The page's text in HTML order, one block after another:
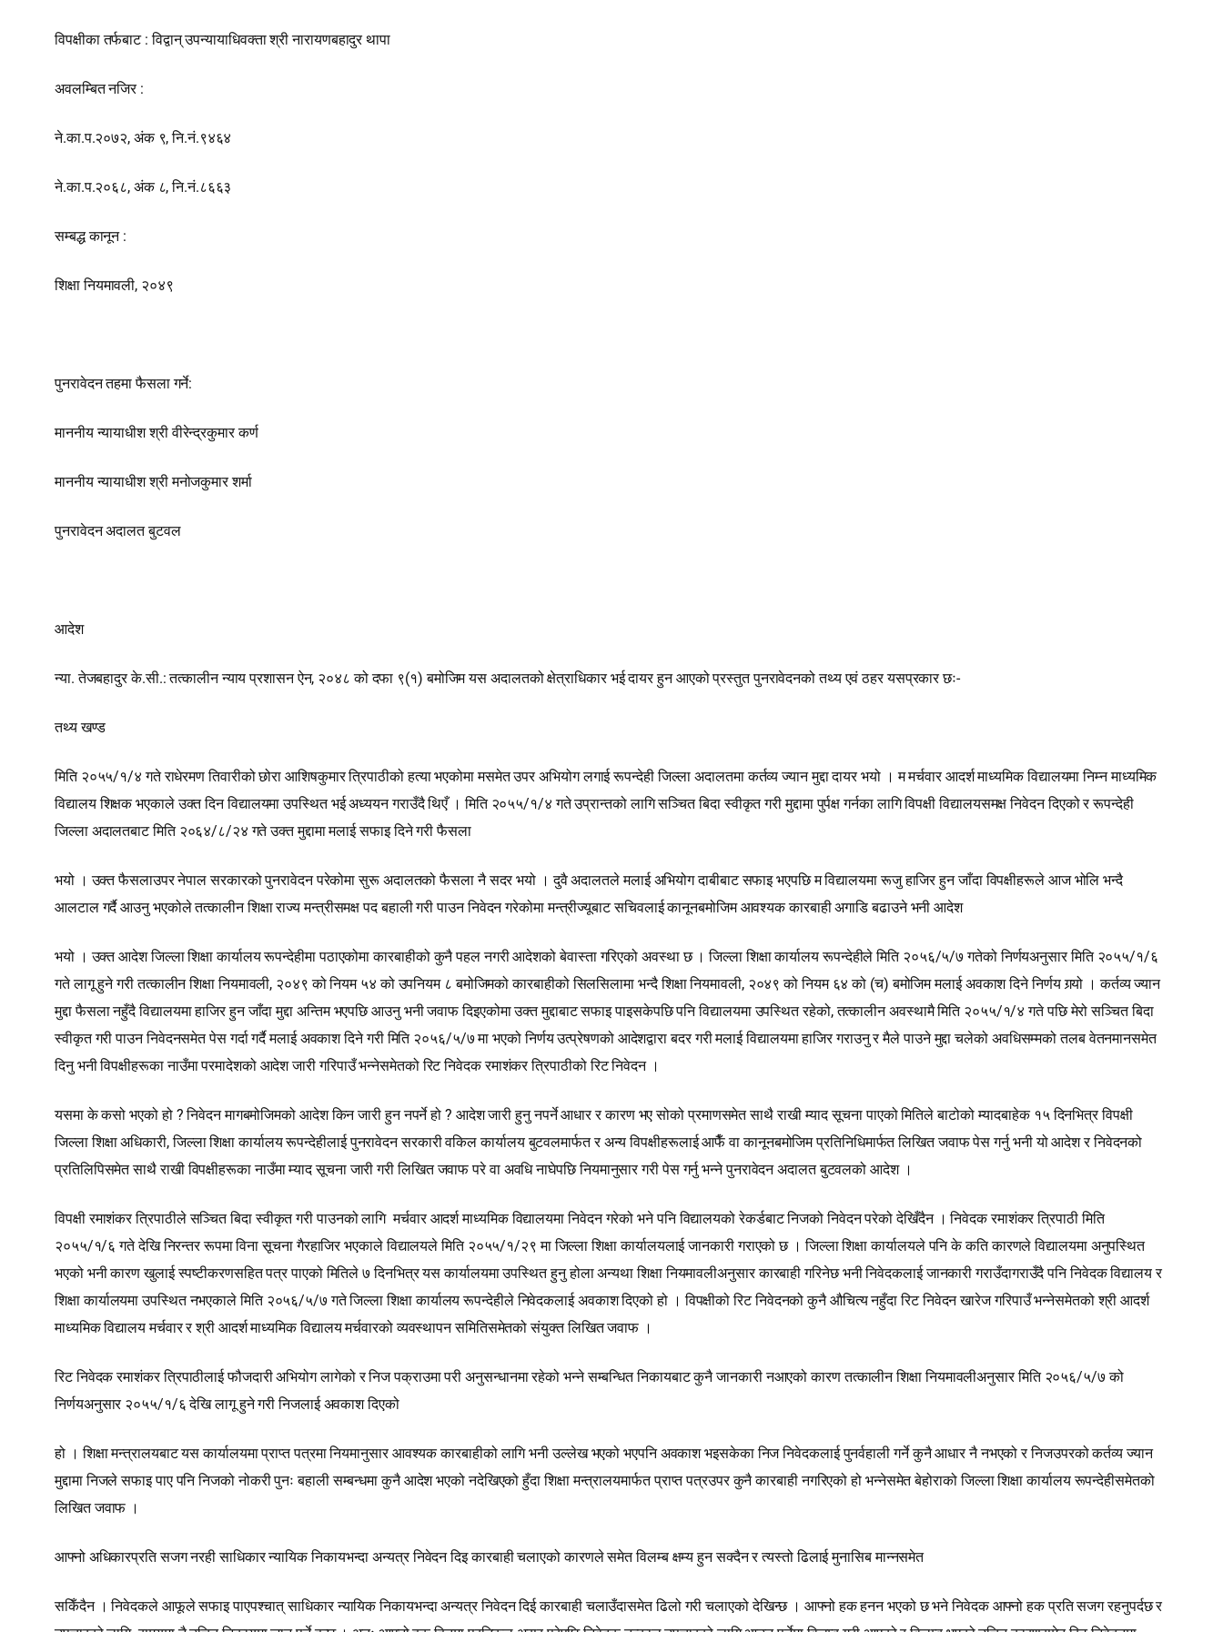
विपक्षीका तर्फबाट : विद्वान्‌ उपन्यायाधिवक्ता श्री नारायणबहादुर थापा
अवलम्बित नजिर :
ने.का.प.२०७२, अंक ९, नि.नं.९४६४
ने.का.प.२०६८, अंक ८, नि.नं.८६६३
सम्बद्ध कानून :
शिक्षा नियमावली, २०४९
पुनरावेदन तहमा फैसला गर्ने:
माननीय न्यायाधीश श्री वीरेन्द्रकुमार कर्ण
माननीय न्यायाधीश श्री मनोजकुमार शर्मा
पुनरावेदन अदालत बुटवल
आदेश
न्या. तेजबहादुर के.सी.: तत्कालीन न्याय प्रशासन ऐन, २०४८ को दफा ९(१) बमोजिम यस अदालतको क्षेत्राधिकार भई दायर हुन आएको प्रस्तुत पुनरावेदनको तथ्य एवं ठहर यसप्रकार छः-
तथ्य खण्ड
मिति २०५५/१/४ गते राधेरमण तिवारीको छोरा आशिषकुमार त्रिपाठीको हत्या भएकोमा मसमेत उपर अभियोग लगाई रूपन्देही जिल्ला अदालतमा कर्तव्य ज्यान मुद्दा दायर भयो । म मर्चवार आदर्श माध्यमिक विद्यालयमा निम्न माध्यमिक
विद्यालय शिक्षक भएकाले उक्त दिन विद्यालयमा उपस्थित भई अध्ययन गराउँदै थिएँ । मिति २०५५/१/४ गते उप्रान्तको लागि सञ्चित बिदा स्वीकृत गरी मुद्दामा पुर्पक्ष गर्नका लागि विपक्षी विद्यालयसमक्ष निवेदन दिएको र रूपन्देही
जिल्ला अदालतबाट मिति २०६४/८/२४ गते उक्त मुद्दामा मलाई सफाइ दिने गरी फैसला
भयो । उक्त फैसलाउपर नेपाल सरकारको पुनरावेदन परेकोमा सुरू अदालतको फैसला नै सदर भयो । दुवै अदालतले मलाई अभियोग दाबीबाट सफाइ भएपछि म विद्यालयमा रूजु हाजिर हुन जाँदा विपक्षीहरूले आज भोलि भन्दै
आलटाल गर्दै आउनु भएकोले तत्कालीन शिक्षा राज्य मन्त्रीसमक्ष पद बहाली गरी पाउन निवेदन गरेकोमा मन्त्रीज्यूबाट सचिवलाई कानूनबमोजिम आवश्यक कारबाही अगाडि बढाउने भनी आदेश
भयो । उक्त आदेश जिल्ला शिक्षा कार्यालय रूपन्देहीमा पठाएकोमा कारबाहीको कुनै पहल नगरी आदेशको बेवास्ता गरिएको अवस्था छ । जिल्ला शिक्षा कार्यालय रूपन्देहीले मिति २०५६/५/७ गतेको निर्णयअनुसार मिति २०५५/१/६
गते लागू हुने गरी तत्कालीन शिक्षा नियमावली, २०४९ को नियम ५४ को उपनियम ८ बमोजिमको कारबाहीको सिलसिलामा भन्दै शिक्षा नियमावली, २०४९ को नियम ६४ को (च) बमोजिम मलाई अवकाश दिने निर्णय गर्‍यो । कर्तव्य ज्यान
मुद्दा फैसला नहुँदै विद्यालयमा हाजिर हुन जाँदा मुद्दा अन्तिम भएपछि आउनु भनी जवाफ दिइएकोमा उक्त मुद्दाबाट सफाइ पाइसकेपछि पनि विद्यालयमा उपस्थित रहेको, तत्कालीन अवस्थामै मिति २०५५/१/४ गते पछि मेरो सञ्चित बिदा
स्वीकृत गरी पाउन निवेदनसमेत पेस गर्दा गर्दै मलाई अवकाश दिने गरी मिति २०५६/५/७ मा भएको निर्णय उत्प्रेषणको आदेशद्वारा बदर गरी मलाई विद्यालयमा हाजिर गराउनु र मैले पाउने मुद्दा चलेको अवधिसम्मको तलब वेतनमानसमेत
दिनु भनी विपक्षीहरूका नाउँमा परमादेशको आदेश जारी गरिपाउँ भन्‍नेसमेतको रिट निवेदक रमाशंकर त्रिपाठीको रिट निवेदन ।
यसमा के कसो भएको हो ? निवेदन मागबमोजिमको आदेश किन जारी हुन नपर्ने हो ? आदेश जारी हुनु नपर्ने आधार र कारण भए सोको प्रमाणसमेत साथै राखी म्याद सूचना पाएको मितिले बाटोको म्यादबाहेक १५ दिनभित्र विपक्षी
जिल्ला शिक्षा अधिकारी, जिल्ला शिक्षा कार्यालय रूपन्देहीलाई पुनरावेदन सरकारी वकिल कार्यालय बुटवलमार्फत र अन्य विपक्षीहरूलाई आफैँ वा कानूनबमोजिम प्रतिनिधिमार्फत लिखित जवाफ पेस गर्नु भनी यो आदेश र निवेदनको
प्रतिलिपिसमेत साथै राखी विपक्षीहरूका नाउँमा म्याद सूचना जारी गरी लिखित जवाफ परे वा अवधि नाघेपछि नियमानुसार गरी पेस गर्नु भन्‍ने पुनरावेदन अदालत बुटवलको आदेश ।
विपक्षी रमाशंकर त्रिपाठीले सञ्चित बिदा स्वीकृत गरी पाउनको लागि मर्चवार आदर्श माध्यमिक विद्यालयमा निवेदन गरेको भने पनि विद्यालयको रेकर्डबाट निजको निवेदन परेको देखिँदैन । निवेदक रमाशंकर त्रिपाठी मिति
२०५५/१/६ गते देखि निरन्तर रूपमा विना सूचना गैरहाजिर भएकाले विद्यालयले मिति २०५५/१/२९ मा जिल्ला शिक्षा कार्यालयलाई जानकारी गराएको छ । जिल्ला शिक्षा कार्यालयले पनि के कति कारणले विद्यालयमा अनुपस्थित
भएको भनी कारण खुलाई स्पष्टीकरणसहित पत्र पाएको मितिले ७ दिनभित्र यस कार्यालयमा उपस्थित हुनु होला अन्यथा शिक्षा नियमावलीअनुसार कारबाही गरिनेछ भनी निवेदकलाई जानकारी गराउँदागराउँदै पनि निवेदक विद्यालय र
शिक्षा कार्यालयमा उपस्थित नभएकाले मिति २०५६/५/७ गते जिल्ला शिक्षा कार्यालय रूपन्देहीले निवेदकलाई अवकाश दिएको हो । विपक्षीको रिट निवेदनको कुनै औचित्य नहुँदा रिट निवेदन खारेज गरिपाउँ भन्‍नेसमेतको श्री आदर्श
माध्यमिक विद्यालय मर्चवार र श्री आदर्श माध्यमिक विद्यालय मर्चवारको व्यवस्थापन समितिसमेतको संयुक्त लिखित जवाफ ।
रिट निवेदक रमाशंकर त्रिपाठीलाई फौजदारी अभियोग लागेको र निज पक्राउमा परी अनुसन्धानमा रहेको भन्‍ने सम्बन्धित निकायबाट कुनै जानकारी नआएको कारण तत्कालीन शिक्षा नियमावलीअनुसार मिति २०५६/५/७ को
निर्णयअनुसार २०५५/१/६ देखि लागू हुने गरी निजलाई अवकाश दिएको
हो । शिक्षा मन्त्रालयबाट यस कार्यालयमा प्राप्त पत्रमा नियमानुसार आवश्यक कारबाहीको लागि भनी उल्लेख भएको भएपनि अवकाश भइसकेका निज निवेदकलाई पुनर्वहाली गर्ने कुनै आधार नै नभएको र निजउपरको कर्तव्य ज्यान
मुद्दामा निजले सफाइ पाए पनि निजको नोकरी पुनः बहाली सम्बन्धमा कुनै आदेश भएको नदेखिएको हुँदा शिक्षा मन्त्रालयमार्फत प्राप्त पत्रउपर कुनै कारबाही नगरिएको हो भन्‍नेसमेत बेहोराको जिल्ला शिक्षा कार्यालय रूपन्देहीसमेतको
लिखित जवाफ ।
आफ्नो अधिकारप्रति सजग नरही साधिकार न्यायिक निकायभन्दा अन्यत्र निवेदन दिइ कारबाही चलाएको कारणले समेत विलम्ब क्षम्य हुन सक्दैन र त्यस्तो ढिलाई मुनासिब मान्नसमेत
सकिँदैन । निवेदकले आफूले सफाइ पाएपश्चात् साधिकार न्यायिक निकायभन्दा अन्यत्र निवेदन दिई कारबाही चलाउँदासमेत ढिलो गरी चलाएको देखिन्छ । आफ्नो हक हनन भएको छ भने निवेदक आफ्नो हक प्रति सजग रहनुपर्दछ र